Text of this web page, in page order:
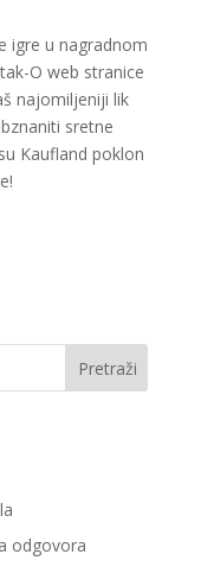
igre u nagradnom
O web stranice
najomiljeniji lik
sretne
Kaufland poklon
odgovora